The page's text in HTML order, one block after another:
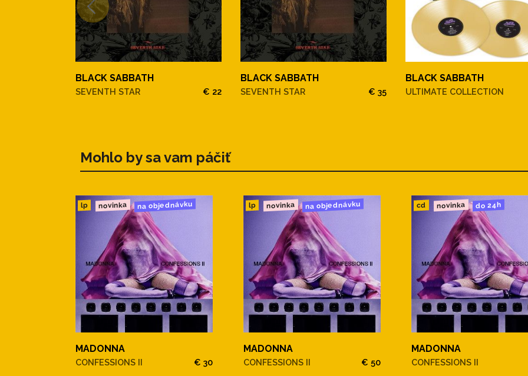
BLACK SABBATH
SEVENTH STAR € 22
BLACK SABBATH
SEVENTH STAR € 35
BLACK SABBATH
ULTIMATE COLLECTION
Mohlo by sa vam páčiť
lp novinka na objednávku
MADONNA
CONFESSIONS II € 30
lp novinka na objednávku
MADONNA
CONFESSIONS II € 50
cd novinka do 24h
MADONNA
CONFESSIONS II